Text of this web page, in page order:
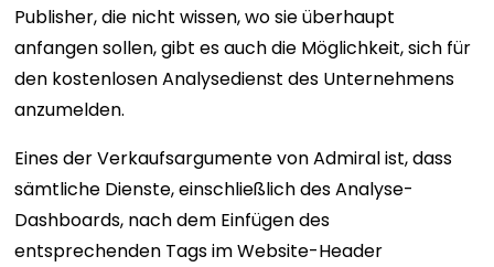
Publisher, die nicht wissen, wo sie überhaupt
anfangen sollen, gibt es auch die Möglichkeit, sich für
den kostenlosen Analysedienst des Unternehmens
anzumelden.
Eines der Verkaufsargumente von Admiral ist, dass
sämtliche Dienste, einschließlich des Analyse-
Dashboards, nach dem Einfügen des
entsprechenden Tags im Website-Header